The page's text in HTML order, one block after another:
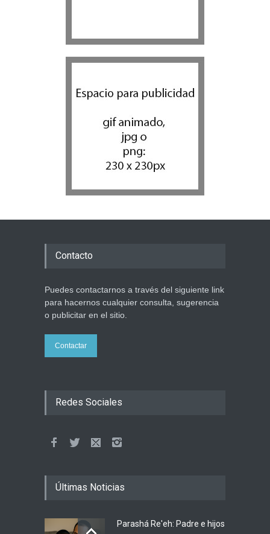
Contacto
Puedes contactarnos a través del siguiente link
para hacernos cualquier consulta, sugerencia
o publicitar en el sitio.
Contactar
Redes Sociales
Últimas Noticias
Parashá Re'eh: Padre e hijos